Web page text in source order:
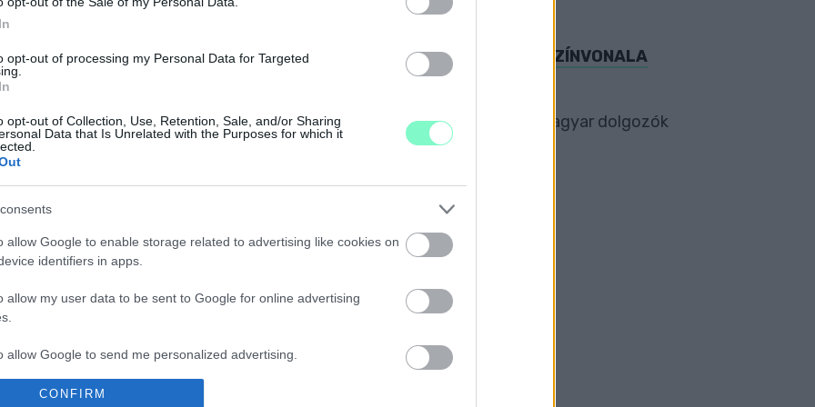
opt-out of processing my Personal Data for Targeted
opt-out of Collection, Use, Retention, Sale, and/or Sharing
Data that Is Unrelated with the Purposes for which it
allow Google to enable storage related to advertising like cookies on
identifiers in apps.
allow my user data to be sent to Google for online advertising
allow Google to send me personalized advertising.
allow Google to enable storage related to analytics like cookies on
CONFIRM
HOGY EURÓPA ÉLMEZŐNYÉBEN A MAGYAR NYUGDÍJASOK ÉLETSZÍNVONALA
hogy jobban élnek a nyugdíjasok, a buktató, hogy a nyugdíj előtt álló magyar dolgozók
ÁTUTALTÁK A NYUGDÍJAKAT
"ÚGY LÁTOM, TELEFONÁLNI VAN MÉG PÉNZE"
A NYUGDÍJAKAT